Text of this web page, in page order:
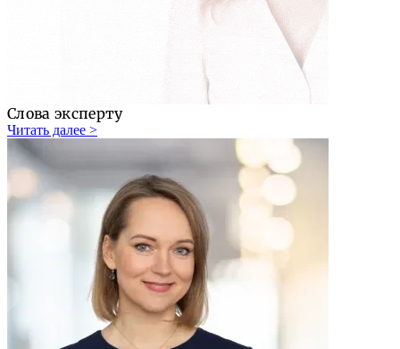
Слова эксперту
Читать далее >